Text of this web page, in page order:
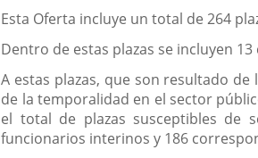
Esta Oferta incluye un total de 264
Dentro de estas plazas se incluyen
A estas plazas, que son resultado
de la temporalidad en el sector
el total de plazas susceptibles de
funcionarios interinos y 186